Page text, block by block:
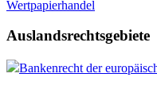
Wertpapierhandel
Auslandsrechtsgebiete
Bankenrecht der